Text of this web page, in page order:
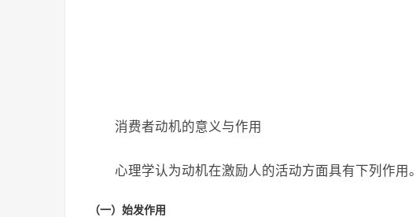
消费者动机的意义与作用
心理学认为动机在激励人的活动方面具有下列作用。
（一）始发作用